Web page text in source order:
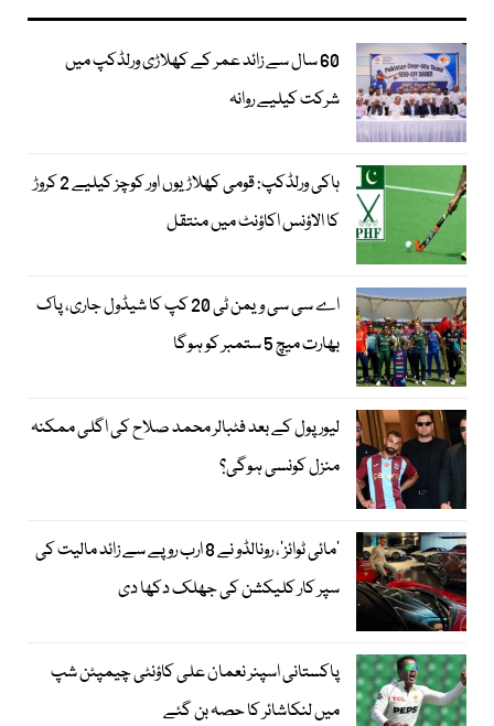
60 سال سے زائد عمر کے کھلاڑی ورلڈکپ میں
شرکت کیلیے روانہ
ہاکی ورلڈکپ: قومی کھلاڑیوں اور کوچز کیلیے 2 کروڑ
کا الاؤنس اکاؤنٹ میں منتقل
اے سی سی ویمن ٹی 20 کپ کا شیڈول جاری، پاک
بھارت میچ 5 ستمبر کو ہوگا
لیور پول کے بعد فٹبالر محمد صلاح کی اگلی ممکنہ
منزل کونسی ہوگی؟
’مائی ٹوائز‘، رونالڈو نے 8 ارب روپے سے زائد مالیت کی
سپر کار کلیکشن کی جھلک دکھا دی
پاکستانی اسپنر نعمان علی کاؤنٹی چیمپئن شپ
میں لنکاشائر کا حصہ بن گئے